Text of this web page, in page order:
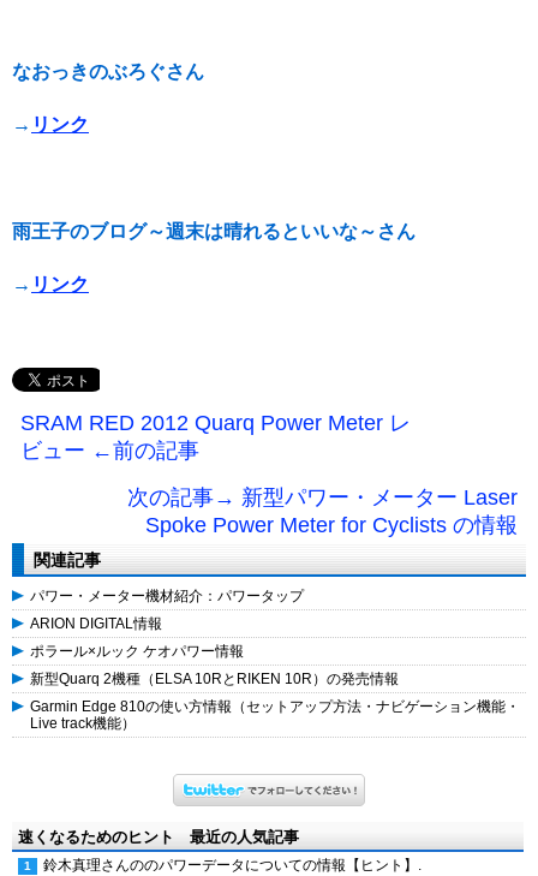
なおっきのぶろぐさん
→ リンク
雨王子のブログ～週末は晴れるといいな～さん
→ リンク
SRAM RED 2012 Quarq Power Meter レ
ビュー ←前の記事
次の記事→ 新型パワー・メーター Laser
Spoke Power Meter for Cyclists の情報
関連記事
パワー・メーター機材紹介：パワータップ
ARION DIGITAL情報
ポラール×ルック ケオパワー情報
新型Quarq 2機種（ELSA 10RとRIKEN 10R）の発売情報
Garmin Edge 810の使い方情報（セットアップ方法・ナビゲーション機能・
Live track機能）
速くなるためのヒント 最近の人気記事
鈴木真理さんののパワーデータについての情報【ヒント】.